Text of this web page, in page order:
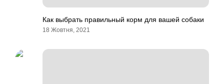
Как выбрать правильный корм для вашей собаки
18 Жовтня, 2021